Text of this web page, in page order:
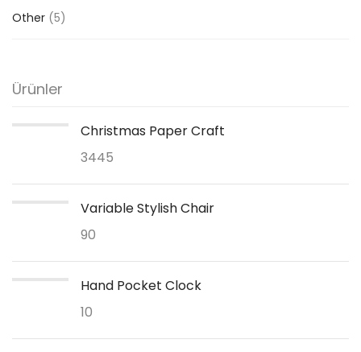
Other (5)
Ürünler
Christmas Paper Craft
3445
Variable Stylish Chair
90
Hand Pocket Clock
10